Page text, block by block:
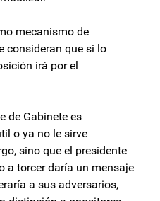
mecanismo de
consideran que si lo
irá por el
de Gabinete es
o ya no le sirve
sino que el presidente
a torcer daría un mensaje
a sus adversarios,